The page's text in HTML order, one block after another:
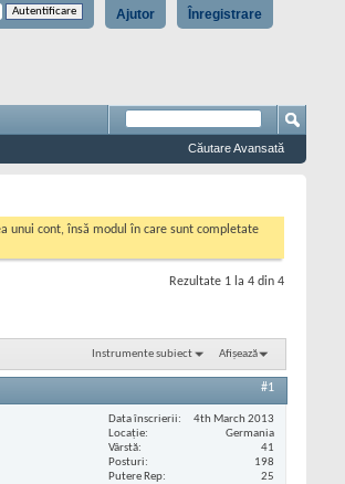
Înregistrare
Ajutor
Căutare Avansată
unui cont, însă modul în care sunt completate
Rezultate 1 la 4 din 4
Instrumente subiect Afișează
#1
Data înscrierii
4th March 2013
Locaţie
Germania
Vârstă
41
Posturi
198
Putere Rep
25